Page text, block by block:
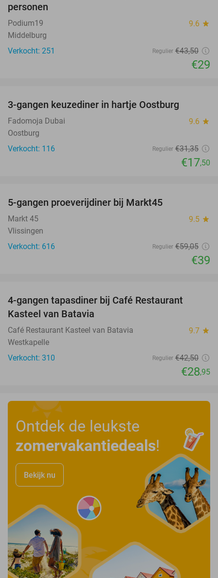
personen
Podium19 9.6 star
Middelburg
Verkocht: 251
Regulier €43,50
€29
3-gangen keuzediner in hartje Oostburg
Fadomoja Dubai 9.6 star
Oostburg
Verkocht: 116
Regulier €31,35
€17,50
5-gangen proeverijdiner bij Markt45
Markt 45 9.5 star
Vlissingen
Verkocht: 616
Regulier €59,05
€39
4-gangen tapasdiner bij Café Restaurant
Kasteel van Batavia
Café Restaurant Kasteel van Batavia 9.7 star
Westkapelle
Verkocht: 310
Regulier €42,50
€28,95
Ontdek de leukste
zomervakantiedeals!
Bekijk nu